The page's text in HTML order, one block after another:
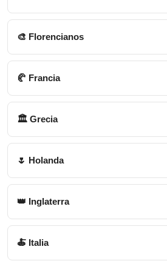
🎨 Florencianos
🥐 Francia
🏛 Grecia
🌷 Holanda
👑 Inglaterra
🍝 Italia